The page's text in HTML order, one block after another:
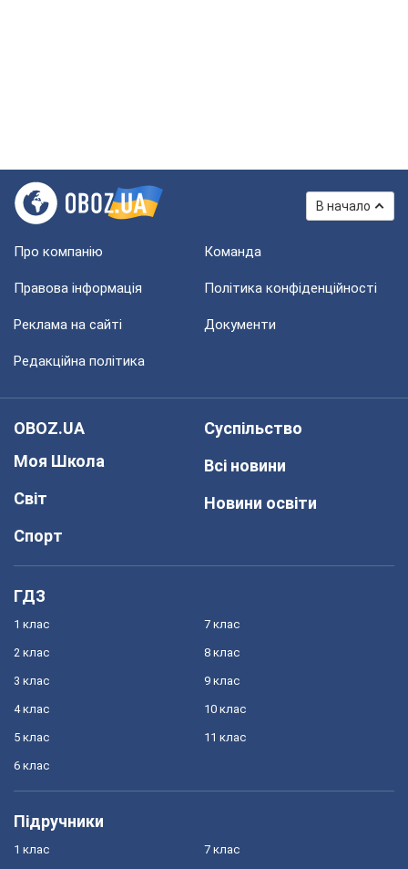
В начало
Про компанію Команда
Правова інформація Політика конфіденційності
Реклама на сайті Документи
Редакційна політика
OBOZ.UA
Моя Школа
Світ
Спорт
Суспільство
Всі новини
Новини освіти
ГДЗ
1 клас
2 клас
3 клас
4 клас
5 клас
6 клас
7 клас
8 клас
9 клас
10 клас
11 клас
Підручники
1 клас 7 клас